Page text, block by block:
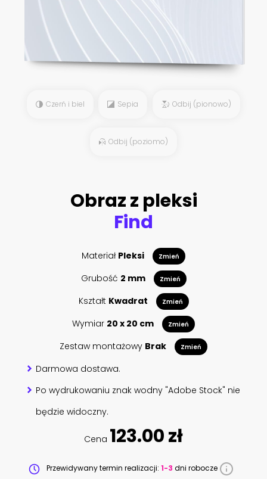
Czerń i biel Sepia Odbij (pionowo)
Odbij (poziomo)
Obraz z pleksi
Find
Materiał Pleksi Zmień
Grubość 2 mm Zmień
Kształt Kwadrat Zmień
Wymiar 20 x 20 cm Zmień
Zestaw montażowy Brak Zmień
Darmowa dostawa.
Po wydrukowaniu znak wodny "Adobe Stock" nie
będzie widoczny.
Cena 123.00 zł
Przewidywany termin realizacji: 1-3 dni robocze